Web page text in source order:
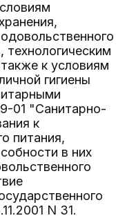
к условиям
гигиены
01 "Санитарно-
к
питания,
в них
N 31.